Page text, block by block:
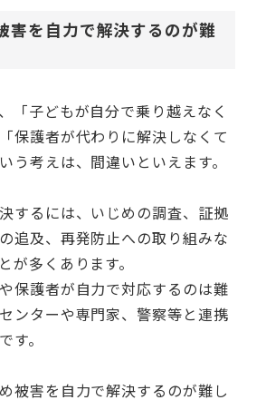
害を自力で解決するのが難
「子どもが自分で乗り越えなく
保護者が代わりに解決しなくて
う考えは、間違いといえます。
するには、いじめの調査、証拠
追及、再発防止への取り組みな
が多くあります。
保護者が自力で対応するのは難
ンターや専門家、警察等と連携
す。
被害を自力で解決するのが難し